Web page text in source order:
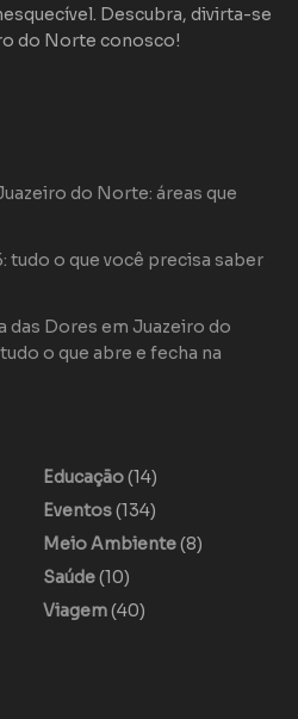
Descubra, divirta-se
do Norte conosco!
do Norte: áreas que
tudo o que você precisa saber
das Dores em Juazeiro do
o que abre e fecha na
Educação(14)
Eventos(134)
Meio Ambiente(8)
Saúde(10)
Viagem(40)